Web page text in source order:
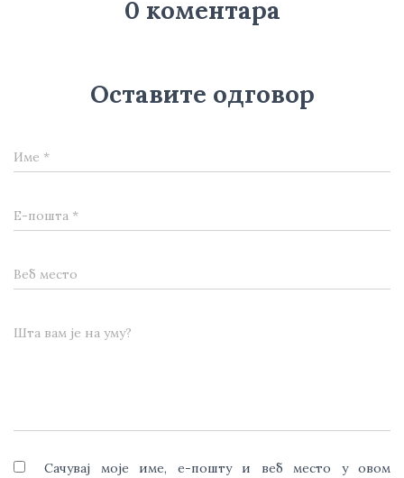
0 коментара
Оставите одговор
Име *
Е-пошта *
Веб место
Шта вам је на уму?
Сачувај моје име, е-пошту и веб место у овом